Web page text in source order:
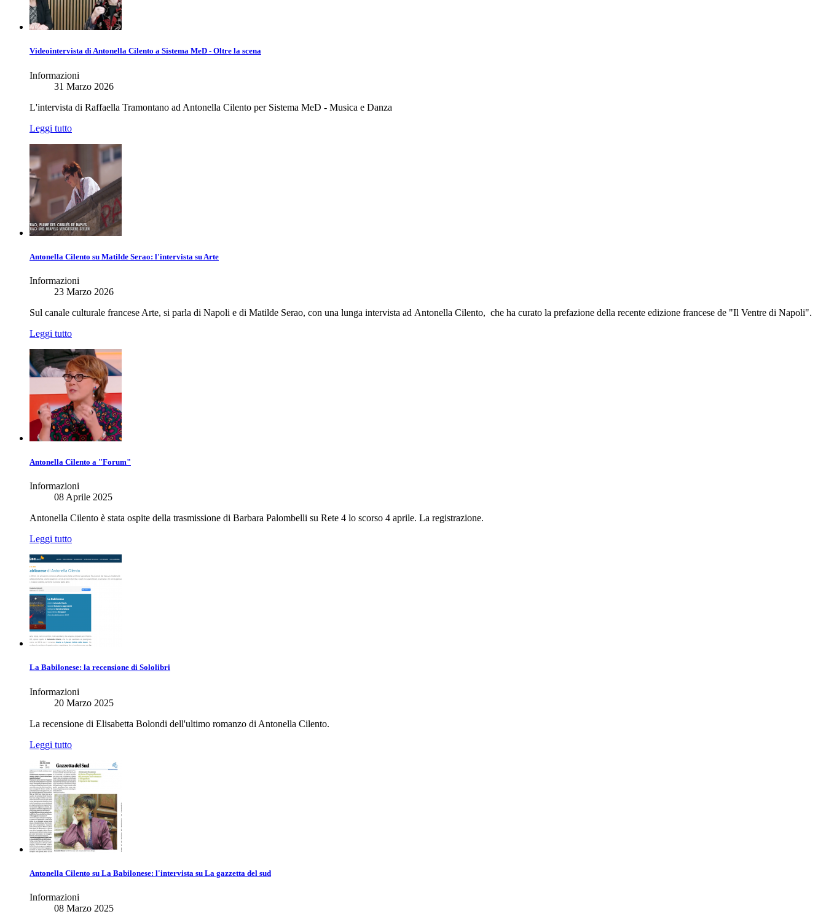
Videointervista di Antonella Cilento a Sistema MeD - Oltre la scena
Informazioni
31 Marzo 2026
L'intervista di Raffaella Tramontano ad Antonella Cilento per Sistema MeD - Musica e Danza
Leggi tutto
Antonella Cilento su Matilde Serao: l'intervista su Arte
Informazioni
23 Marzo 2026
Sul canale culturale francese Arte, si parla di Napoli e di Matilde Serao, con una lunga intervista ad Antonella Cilento, che ha curato la prefazione della recente edizione francese de "Il Ventre di Napoli".
Leggi tutto
Antonella Cilento a "Forum"
Informazioni
08 Aprile 2025
Antonella Cilento è stata ospite della trasmissione di Barbara Palombelli su Rete 4 lo scorso 4 aprile. La registrazione.
Leggi tutto
La Babilonese: la recensione di Sololibri
Informazioni
20 Marzo 2025
La recensione di Elisabetta Bolondi dell'ultimo romanzo di Antonella Cilento.
Leggi tutto
Antonella Cilento su La Babilonese: l'intervista su La gazzetta del sud
Informazioni
08 Marzo 2025